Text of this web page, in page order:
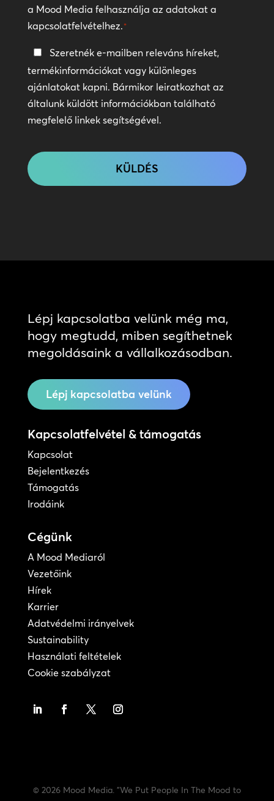
a Mood Media felhasználja az adatokat a
kapcsolatfelvételhez.*
Tartsa
a
kapcsolatot
Szeretnék e-mailben releváns híreket,
termékinformációkat vagy különleges
ajánlatokat kapni. Bármikor leiratkozhat az
általunk küldött információkban található
megfelelő linkek segítségével.
Lépj kapcsolatba velünk még ma,
hogy megtudd, miben segíthetnek
megoldásaink a vállalkozásodban.
Lépj kapcsolatba velünk
Kapcsolatfelvétel & támogatás
Kapcsolat
Bejelentkezés
Támogatás
Irodáink
Cégünk
A Mood Mediaról
Vezetőink
Hírek
Karrier
Adatvédelmi irányelvek
Sustainability
Használati feltételek
Cookie szabályzat
© 2026 Mood Media. "We Put People In The Mood to